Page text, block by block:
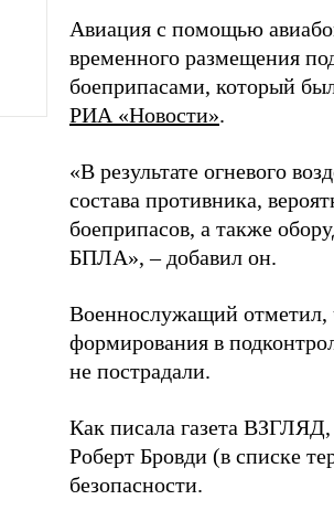
Авиация с помощью
временного размещения
боеприпасами, который
РИА «Новости».
«В результате огневого
состава противника,
боеприпасов, а также
БПЛА», – добавил он.
Военнослужащий отметил,
формирования в
не пострадали.
Как писала газета
Роберт Бровди (в списке
безопасности.